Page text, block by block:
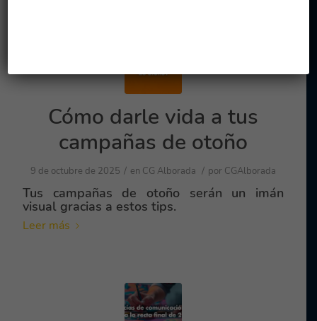
Cómo darle vida a tus
campañas de otoño
9 de octubre de 2025 / en CG Alborada / por CGAlborada
Tus campañas de otoño serán un imán
visual gracias a estos tips.
Leer más